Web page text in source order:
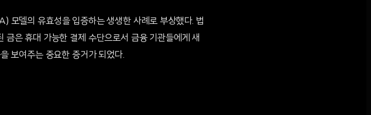
델의 유효성을 입증하는 생생한 사례로 부상했다. 법
은 휴대 가능한 결제 수단으로서 금융 기관들에게 새
보여주는 중요한 증거가 되었다.